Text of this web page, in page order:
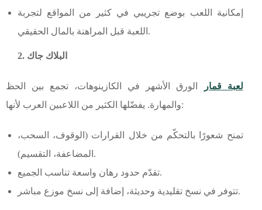
إمكانية اللعب بوضع تجريبي في كثير من المواقع لتجربة
اللعبة قبل المراهنة بالمال الحقيقي.
2. البلاك جاك
لعبة قمار
الورق الأشهر في الكازينوهات، تجمع بين الحظ
والمهارة. يفضّلها الكثير من اللاعبين العرب لأنها:
تمنح شعورًا بالتحكّم من خلال القرارات (الوقوف، السحب،
المضاعفة، التقسيم).
تقدّم حدود رهان واسعة تناسب الجميع.
تتوفر في نسخ تقليدية وحديثة، إضافة إلى نسخ موزع مباشر.